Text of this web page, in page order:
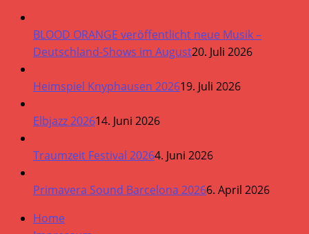
BLOOD ORANGE veröffentlicht neue Musik –
Deutschland-Shows im August20. Juli 2026
Heimspiel Knyphausen 202619. Juli 2026
Elbjazz 202614. Juni 2026
Traumzeit Festival 20264. Juni 2026
Primavera Sound Barcelona 20266. April 2026
Home